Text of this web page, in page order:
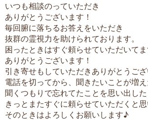
いつも相談のっていただき
ありがとうございます！
毎回腑に落ちるお答えをいただき
抜群の霊視力を助けられております。
困ったときはすぐ頼らせていただいてま
ありがとうございます！
引き寄せもしていただきありがとうござ
電話を切ってから、聞きたいことが増
聞くつもりで忘れてたことを思い出し
きっとまたすぐに頼らせていただくと
そのときはよろしくお願いします♪